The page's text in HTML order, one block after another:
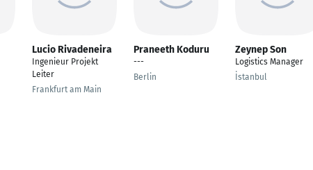
Lucio Rivadeneira
Ingenieur Projekt
Leiter
Frankfurt am Main
Praneeth Koduru
---
Berlin
Zeynep Son
Logistics Manager
İstanbul